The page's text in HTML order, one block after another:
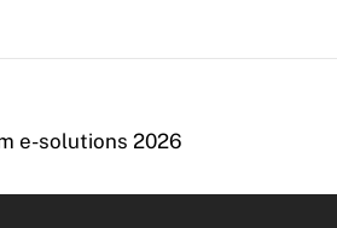
e-solutions 2026